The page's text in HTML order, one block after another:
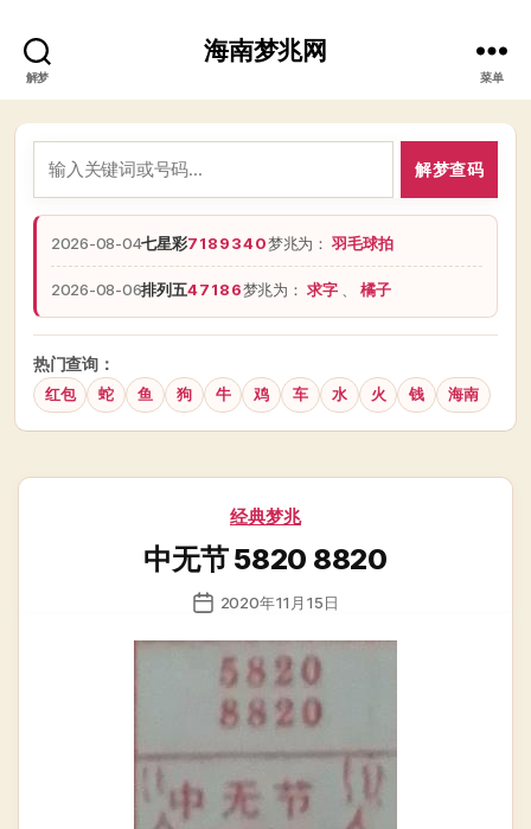
解梦
海南梦兆网
菜单
解梦查码
2026-08-04七星彩7189340梦兆为：羽毛球拍
2026-08-06排列五47186梦兆为：求字 橘子
热门查询：
红包 蛇 鱼 狗 牛 鸡 车 水 火 钱 海南
分
经典梦兆
中无节 5820 8820
发
日
2020年11月15日